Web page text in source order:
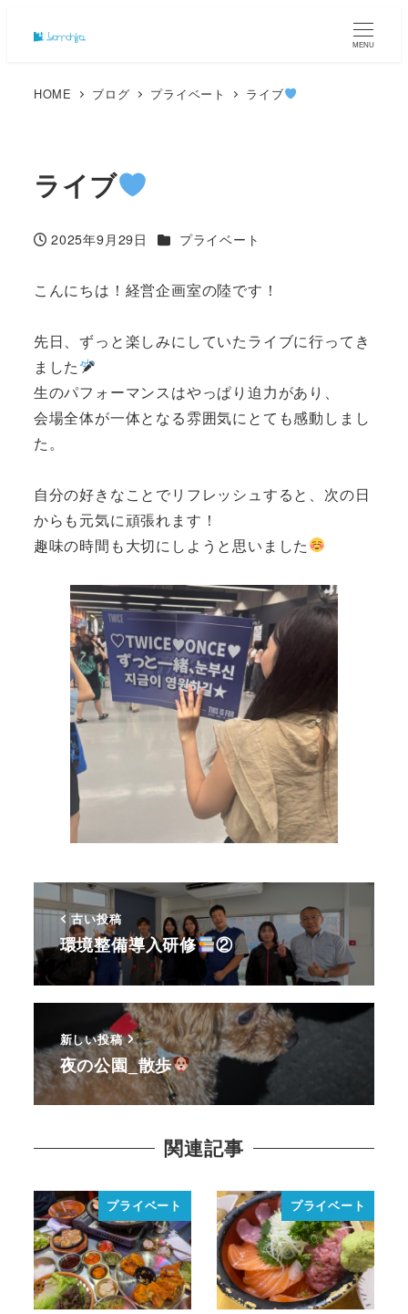
MENU
HOME ブログ プライベート ライブ
ライブ
投稿日
2025年9月29日 カテゴリー
プライベート
こんにちは！経営企画室の陸です！
先日、ずっと楽しみにしていたライブに行ってき
ました
生のパフォーマンスはやっぱり迫力があり、
会場全体が一体となる雰囲気にとても感動しまし
た。
自分の好きなことでリフレッシュすると、次の日
からも元気に頑張れます！
趣味の時間も大切にしようと思いました
古い投稿
環境整備導入研修 ②
新しい投稿
夜の公園_散歩
関連記事
プライベート プライベート